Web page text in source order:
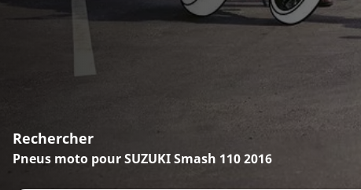
Rechercher
Pneus moto pour SUZUKI Smash 110 2016